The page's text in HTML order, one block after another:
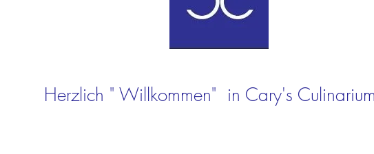
Herzlich " Willkommen" in Cary's